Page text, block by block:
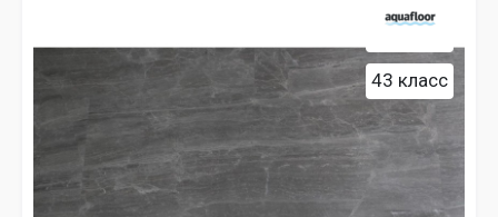
43 класс